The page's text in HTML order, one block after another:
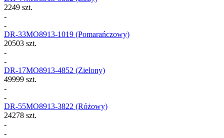
2249 szt.
-
-
DR-33MO8913-1019 (Pomarańczowy)
20503 szt.
-
-
DR-17MO8913-4852 (Zielony)
49999 szt.
-
-
DR-55MO8913-3822 (Różowy)
24278 szt.
-
-